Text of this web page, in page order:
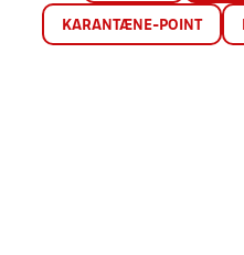
KARANTÆNE-POINT